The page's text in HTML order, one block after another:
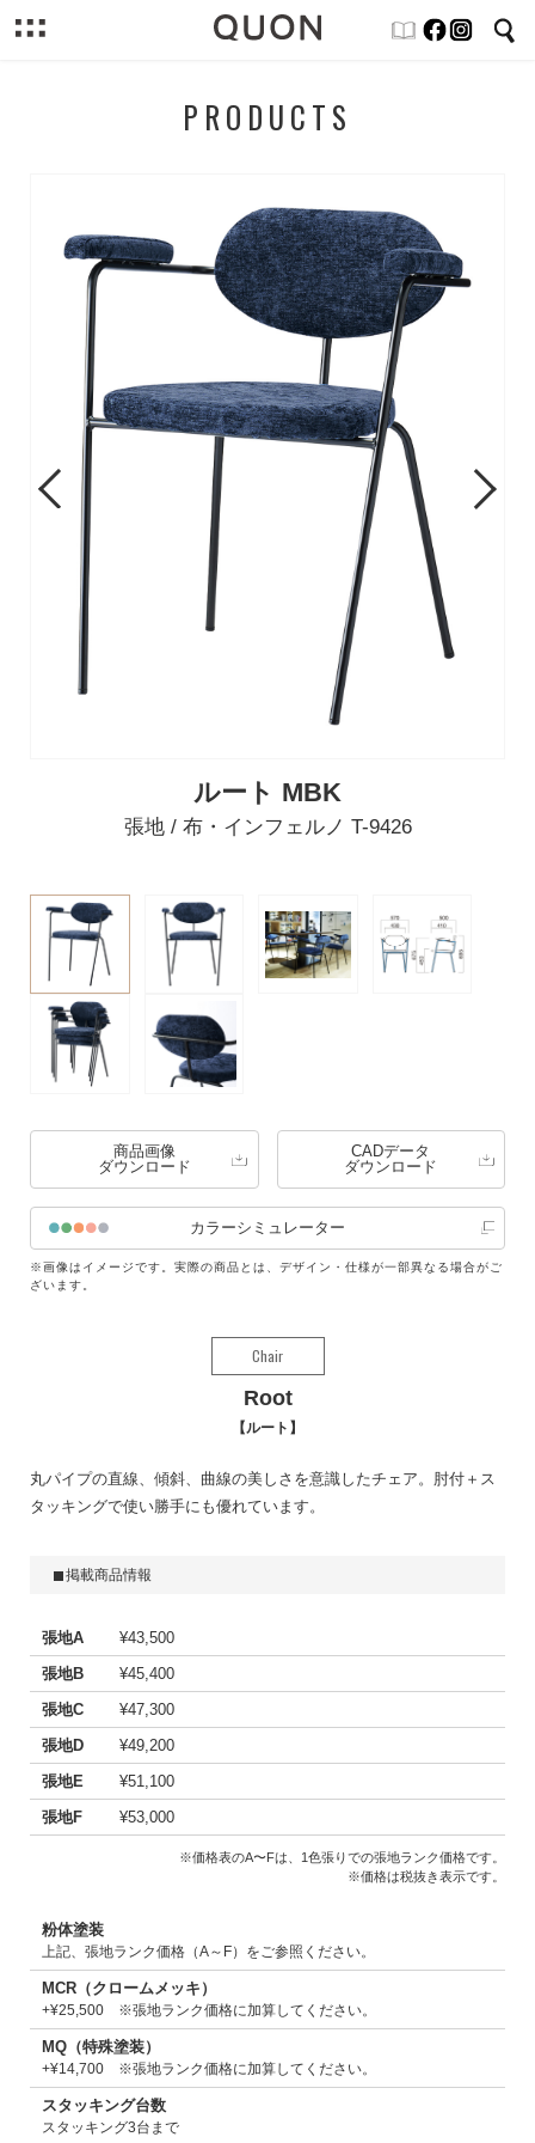
PRODUCTS
Previous
ルート MBK
張地 / 布・インフェルノ T-9426
Next
商品画像
ダウンロード
CADデータ
ダウンロード
カラーシミュレーター
※画像はイメージです。実際の商品とは、デザイン・仕様が一部異なる場合がご
ざいます。
Chair
Root
ルート
丸パイプの直線、傾斜、曲線の美しさを意識したチェア。肘付＋ス
タッキングで使い勝手にも優れています。
掲載商品情報
張地A
¥43,500
張地B
¥45,400
張地C
¥47,300
張地D
¥49,200
張地E
¥51,100
張地F
¥53,000
※価格表のA〜Fは、1色張りでの張地ランク価格です。
※価格は税抜き表示です。
粉体塗装
上記、張地ランク価格（A～F）をご参照ください。
MCR（クロームメッキ）
+¥25,500 ※張地ランク価格に加算してください。
MQ（特殊塗装）
+¥14,700 ※張地ランク価格に加算してください。
スタッキング台数
スタッキング3台まで